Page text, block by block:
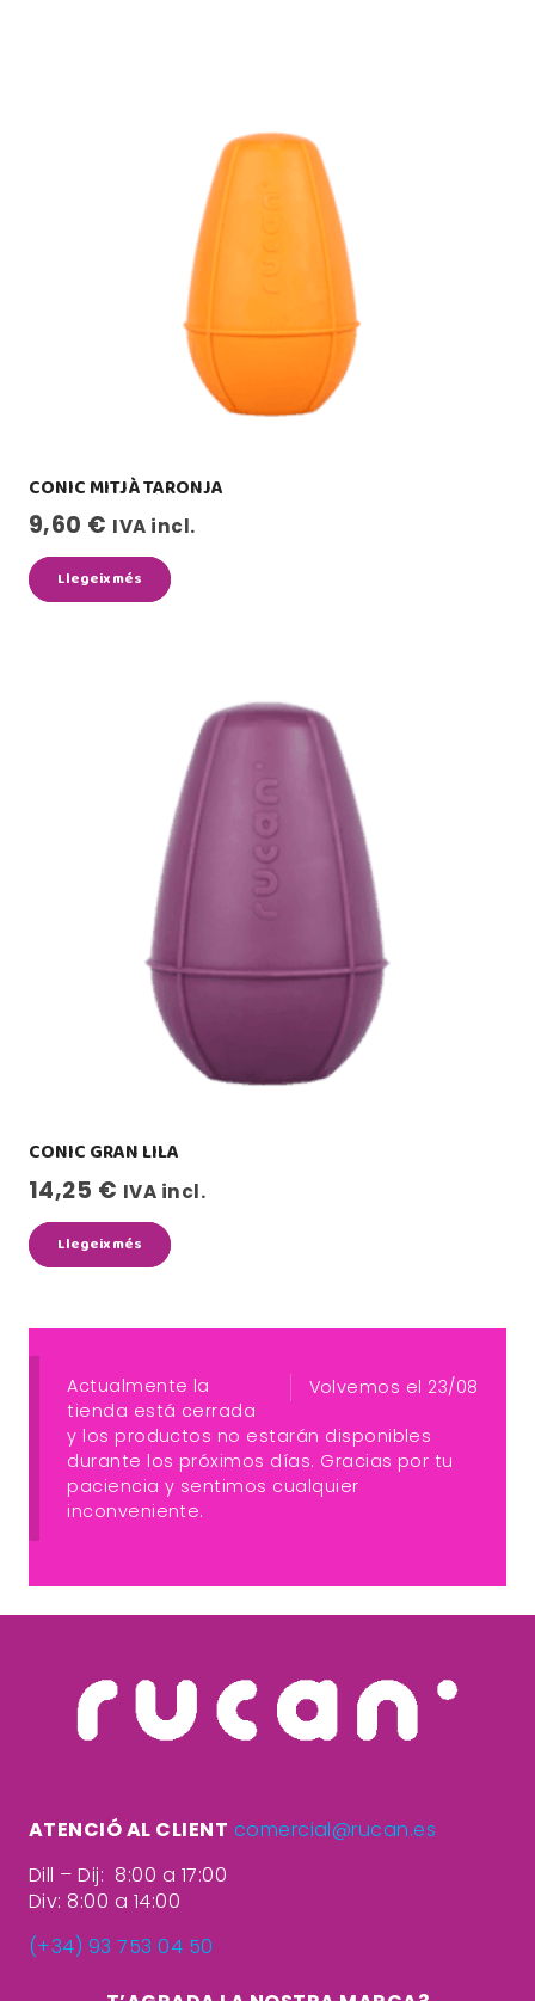
Volvemos el 23/08
Actualmente la
tienda está cerrada
y los productos no estarán disponibles
durante los próximos días. Gracias por tu
paciencia y sentimos cualquier
inconveniente.
CONIC MITJÀ TARONJA
9,60 € IVA incl.
Llegeix més
CONIC GRAN LILA
14,25 € IVA incl.
Llegeix més
ATENCIÓ AL CLIENT comercial@rucan.es
Dill – Dij: 8:00 a 17:00
Div: 8:00 a 14:00
(+34) 93 753 04 50